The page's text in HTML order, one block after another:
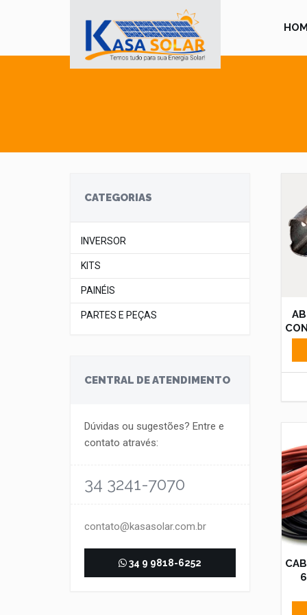
CATEGORIAS
INVERSOR
KITS
PAINÉIS
PARTES E PEÇAS
CENTRAL DE ATENDIMENTO
Dúvidas ou sugestões? Entre e
contato através:
34 3241-7070
contato@kasasolar.com.br
34 9 9818-6252